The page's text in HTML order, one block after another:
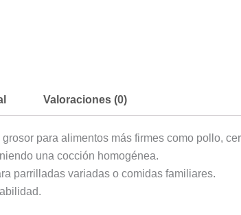
Valoraciones (0)
para alimentos más firmes como pollo,
una cocción homogénea.
parrilladas variadas o comidas familiares.